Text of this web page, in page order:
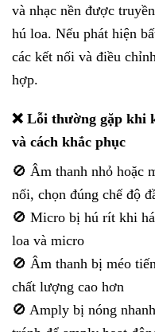
và nhạc nền được
hú loa. Nếu phát hiện
các kết nối và điều
hợp.
❌ Lỗi thường gặp khi
và cách khắc phục
🚫 Âm thanh nhỏ hoặc
nối, chọn đúng chế độ
🚫 Micro bị hú rít khi
loa và micro
🚫 Âm thanh bị méo
chất lượng cao hơn
🚫 Amply bị nóng